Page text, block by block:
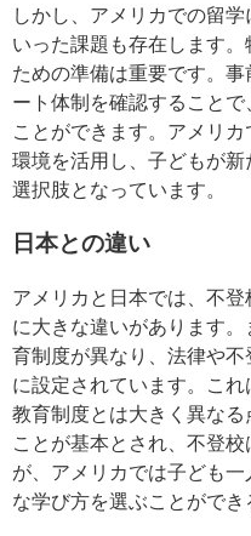
しかし、アメリカでの留
いった課題も存在します
ための準備は重要です。
ート体制を確認すること
ことができます。アメリ
環境を活用し、子どもが
選択肢となっています。
日本との違い
アメリカと日本では、不
に大きな違いがあります
育制度が異なり、法律や
に設定されています。こ
教育制度とは大きく異な
ことが基本とされ、不登
が、アメリカでは子ども
な学び方を選ぶことができ